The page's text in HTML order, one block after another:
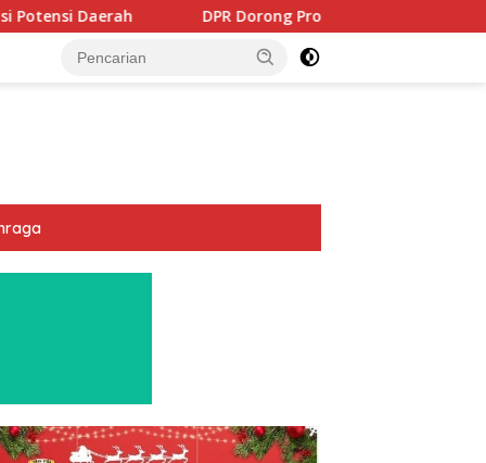
DPR Dorong Program PTSL dan Percepatan Sertifikasi Tanah